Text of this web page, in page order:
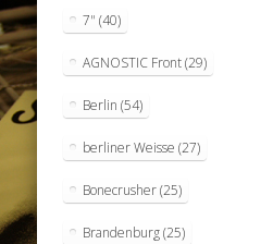
7" (40)
AGNOSTIC Front(29)
Berlin (54)
berliner Weisse (27)
Bonecrusher(25)
Brandenburg(25)